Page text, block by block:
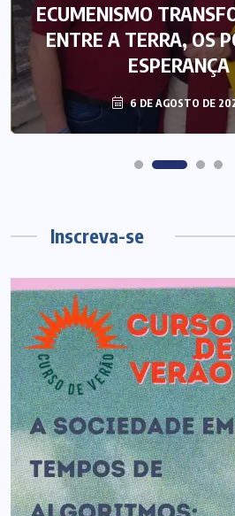
ECUMENISMO
ENTRE A TERRA, OS
ESPERANÇA
6 DE AGOSTO DE
Inscreva-se